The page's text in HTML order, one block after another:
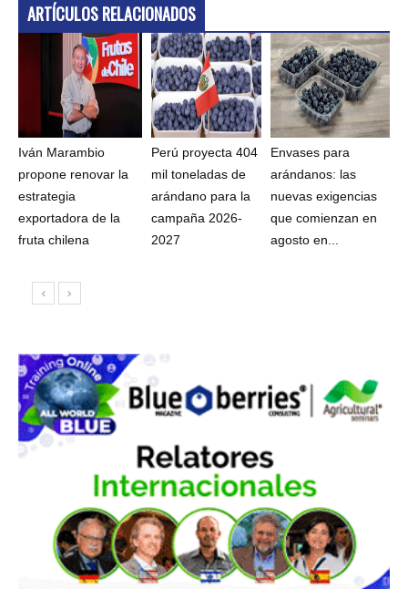
ARTÍCULOS RELACIONADOS
Iván Marambio
propone renovar la
estrategia
exportadora de la
fruta chilena
Perú proyecta 404
mil toneladas de
arándano para la
campaña 2026-
2027
Envases para
arándanos: las
nuevas exigencias
que comienzan en
agosto en...